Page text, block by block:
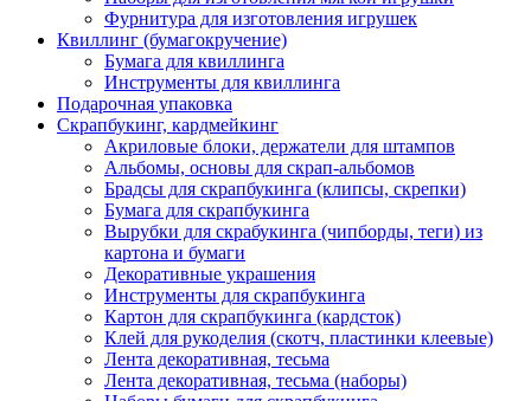
Фурнитура для изготовления игрушек
Квиллинг (бумагокручение)
Бумага для квиллинга
Инструменты для квиллинга
Подарочная упаковка
Скрапбукинг, кардмейкинг
Акриловые блоки, держатели для штампов
Альбомы, основы для скрап-альбомов
Брадсы для скрапбукинга (клипсы, скрепки)
Бумага для скрапбукинга
Вырубки для скрабукинга (чипборды, теги) из
картона и бумаги
Декоративные украшения
Инструменты для скрапбукинга
Картон для скрапбукинга (кардсток)
Клей для рукоделия (скотч, пластинки клеевые)
Лента декоративная, тесьма
Лента декоративная, тесьма (наборы)